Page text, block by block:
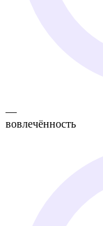
—
вовлечённость